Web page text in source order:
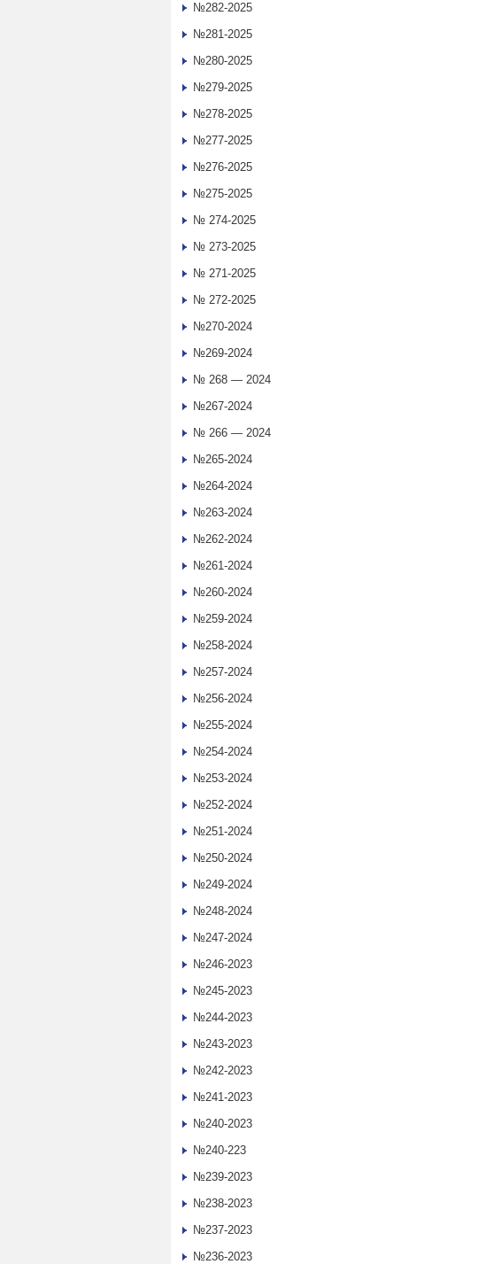
№282-2025
№281-2025
№280-2025
№279-2025
№278-2025
№277-2025
№276-2025
№275-2025
№ 274-2025
№ 273-2025
№ 271-2025
№ 272-2025
№270-2024
№269-2024
№ 268 — 2024
№267-2024
№ 266 — 2024
№265-2024
№264-2024
№263-2024
№262-2024
№261-2024
№260-2024
№259-2024
№258-2024
№257-2024
№256-2024
№255-2024
№254-2024
№253-2024
№252-2024
№251-2024
№250-2024
№249-2024
№248-2024
№247-2024
№246-2023
№245-2023
№244-2023
№243-2023
№242-2023
№241-2023
№240-2023
№240-223
№239-2023
№238-2023
№237-2023
№236-2023